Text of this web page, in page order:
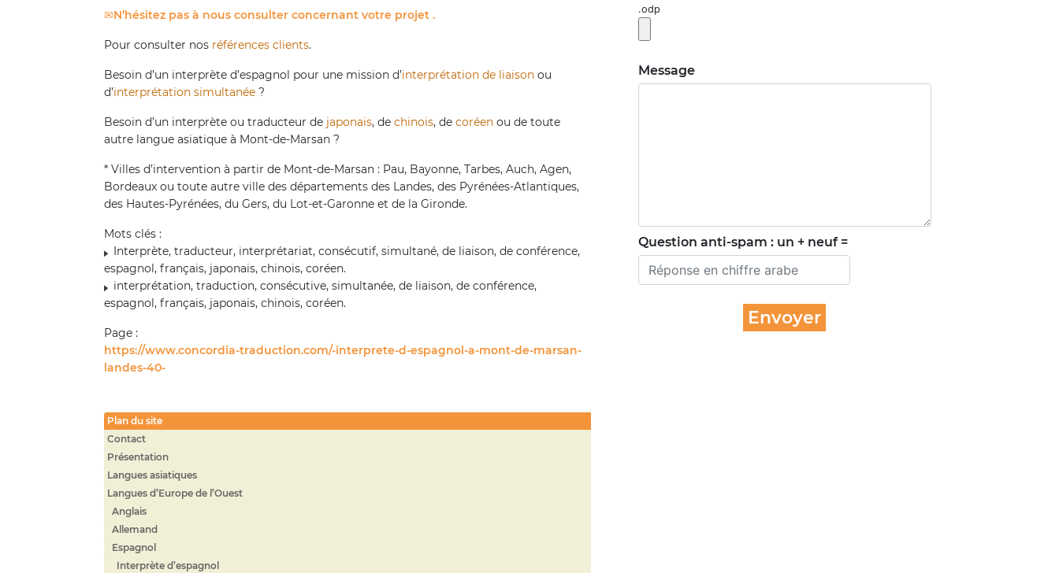
N’hésitez pas à nous consulter concernant votre projet .
Pour consulter nos références clients.
Besoin d’un interprète d’espagnol pour une mission d’interprétation de liaison ou
d’interprétation simultanée ?
Besoin d’un interprète ou traducteur de japonais, de chinois, de coréen ou de toute
autre langue asiatique à Mont-de-Marsan ?
* Villes d’intervention à partir de Mont-de-Marsan : Pau, Bayonne, Tarbes, Auch, Agen,
Bordeaux ou toute autre ville des départements des Landes, des Pyrénées-Atlantiques,
des Hautes-Pyrénées, du Gers, du Lot-et-Garonne et de la Gironde.
Mots clés :
Interprète, traducteur, interprétariat, consécutif, simultané, de liaison, de conférence,
espagnol, français, japonais, chinois, coréen.
interprétation, traduction, consécutive, simultanée, de liaison, de conférence,
espagnol, français, japonais, chinois, coréen.
Page :
https://www.concordia-traduction.com/-interprete-d-espagnol-a-mont-de-marsan-
landes-40-
.odp
Message
Question anti-spam : un + neuf =
Plan du site
Contact
Présentation
Langues asiatiques
Langues d’Europe de l’Ouest
Anglais
Allemand
Espagnol
Interprète d’espagnol